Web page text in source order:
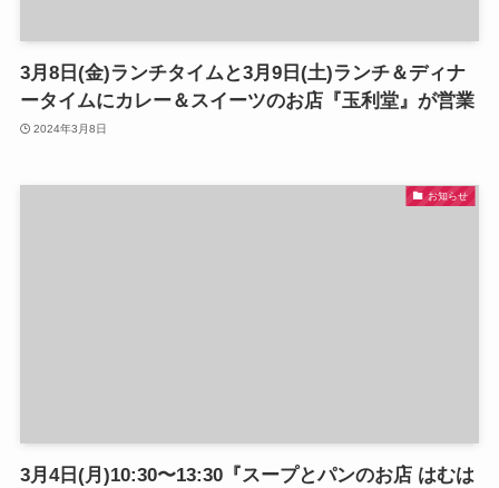
3月8日(金)ランチタイムと3月9日(土)ランチ＆ディナ
ータイムにカレー＆スイーツのお店『玉利堂』が営業
2024年3月8日
お知らせ
3月4日(月)10:30〜13:30『スープとパンのお店 はむは